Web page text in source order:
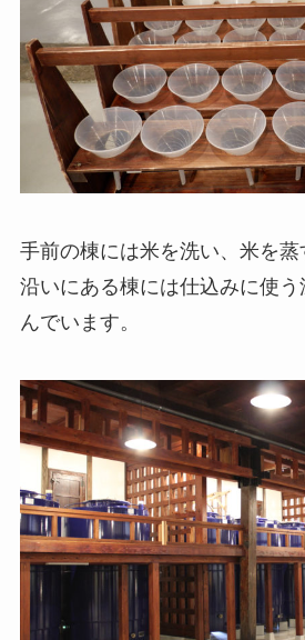
手前の棟には米を洗い、米を蒸
沿いにある棟には仕込みに使
んでいます。